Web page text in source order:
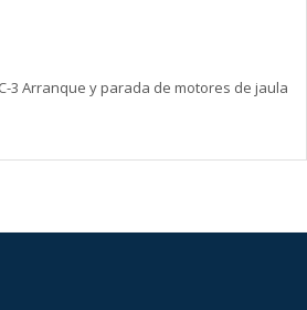
3 Arranque y parada de motores de jaula